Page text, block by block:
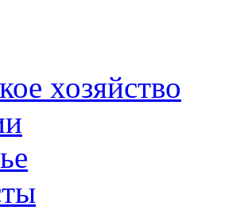
хозяйство